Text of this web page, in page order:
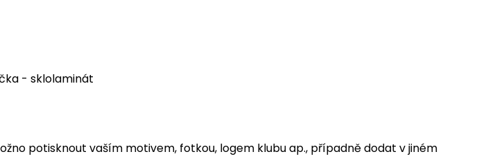
- sklolaminát
potisknout vaším motivem, fotkou, logem klubu ap., případně dodat v jiném